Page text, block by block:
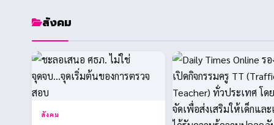
สังคม
สังคม